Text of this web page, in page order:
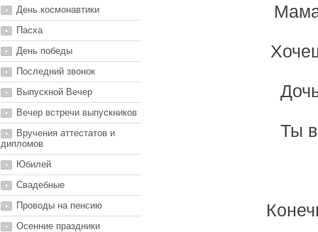
День космонавтики
Пасха
День победы
Последний звонок
Выпускной Вечер
Вечер встречи выпускников
Вручения аттестатов и
дипломов
Юбилей
Свадебные
Проводы на пенсию
Осенние праздники
Ты